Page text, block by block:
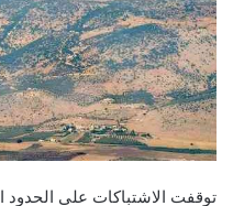
توقفت الاشتباكات على الحدود